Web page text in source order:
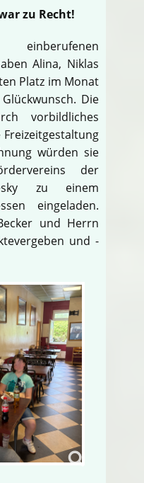
zu Recht!
Alina, Niklas
Platz im Monat
Die
vorbildliches
würden sie
der
zu einem
eingeladen.
und Herrn
und -